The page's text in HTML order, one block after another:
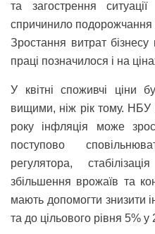
та загострення
спричинило подорожчання
Зростання витрат
праці позначилося і на
У квітні споживчі ціни
вищими, ніж рік тому. НБУ
року інфляція може
поступово
регулятора,
збільшення врожаїв та
мають допомогти знизити
та до цільового рівня 5% у